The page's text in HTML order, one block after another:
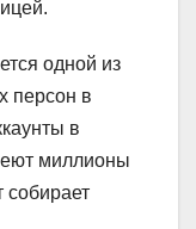
одной из
персон в
в
миллионы
собирает